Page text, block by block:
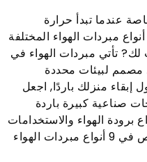
عندما تبدأ حرارة
مبردات الهواء المختلفة
تأتي مبردات الهواء في
لبيئات محددة
إبقاء منزلك باردًا, اجعل
صناعية كبيرة باردة
الهواء والاستخدامات
في اتخاذ الخيار الصحيح. دعنا نغوص في 9 أنواع مبردات الهواء